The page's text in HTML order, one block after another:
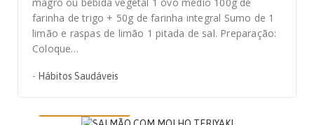
farinha de trigo + 50g de farinha integral Sumo de 1
limão e raspas de limão 1 pitada de sal. Preparação:
Coloque…
- Hábitos Saudáveis